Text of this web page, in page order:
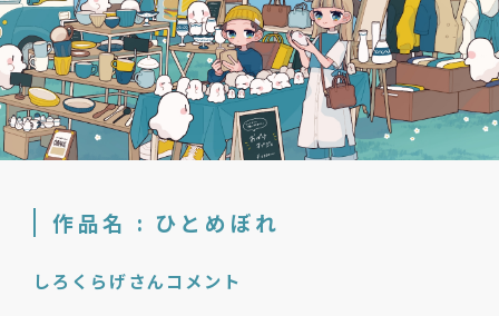
作品名 : ひとめぼれ
しろくらげさんコメント